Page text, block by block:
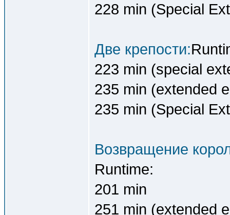
228 min (Special
Две крепости:
223 min (special
235 min (extended
235 min (Special
Возвращение
Runtime:
201 min
251 min (extended